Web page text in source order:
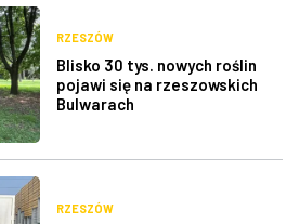
RZESZÓW
Blisko 30 tys. nowych roślin
pojawi się na rzeszowskich
Bulwarach
RZESZÓW